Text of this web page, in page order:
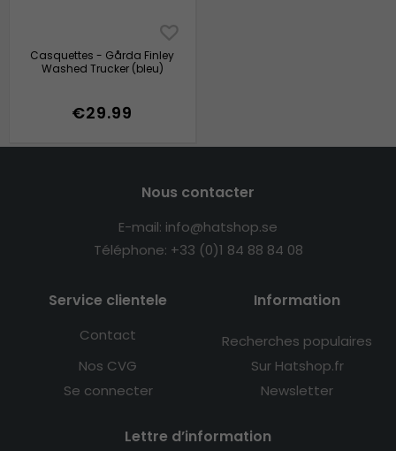
Casquettes - Gårda Finley
Washed Trucker (bleu)
€29.99
Nous contacter
E-mail: info@hatshop.se
Téléphone: +33 (0)1 84 88 84 08
Service clientele
Contact
Nos CVG
Se connecter
Information
Recherches populaires
Sur Hatshop.fr
Newsletter
Lettre d’information